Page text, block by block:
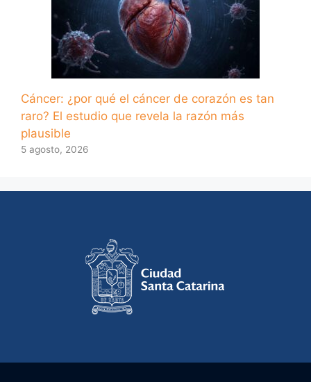
Cáncer: ¿por qué el cáncer de corazón es tan
raro? El estudio que revela la razón más
plausible
5 agosto, 2026